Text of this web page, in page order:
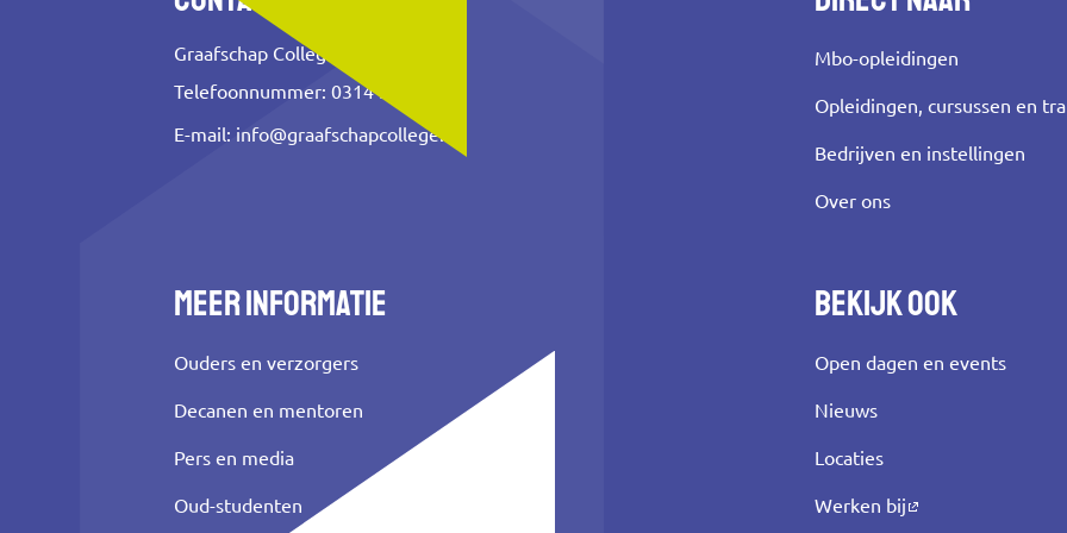
Graafschap College
Telefoonnummer: 0314 353 500
E-mail: info@graafschapcollege.nl
Mbo-opleidingen
Opleidingen, cursussen en
Bedrijven en instellingen
Over ons
Meer informatie
Ouders en verzorgers
Decanen en mentoren
Pers en media
Oud-studenten
Bekijk ook
Open dagen en events
Nieuws
Locaties
Werken bij